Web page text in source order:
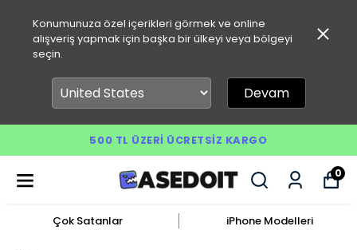
Konumunuza özel içerikleri görmek ve online
alışveriş yapmak için başka bir ülkeyi veya bölgeyi
seçin.
Devam
500 TL ÜZERI ÜCRETSIZ KARGO
0
Çok Satanlar iPhone Modelleri